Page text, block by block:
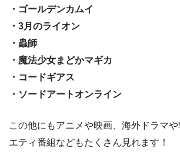
・ゴールデンカムイ
・3月のライオン
・蟲師
・魔法少女まどかマギカ
・コードギアス
・ソードアートオンライン
この他にもアニメや映画、海外ドラマ
エティ番組などもたくさん見れます！